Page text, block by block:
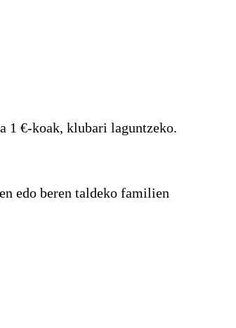
1 €-koak, klubari laguntzeko.
edo beren taldeko familien